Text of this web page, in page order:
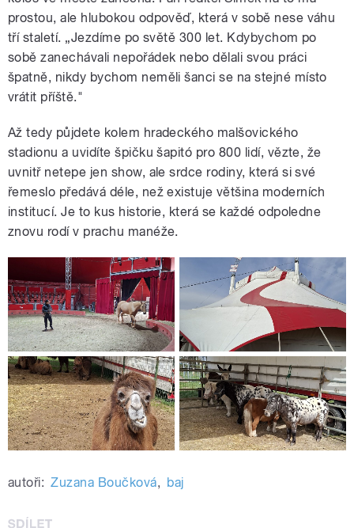
prostou, ale hlubokou odpověď, která v sobě nese váhu
tří staletí. „Jezdíme po světě 300 let. Kdybychom po
sobě zanechávali nepořádek nebo dělali svou práci
špatně, nikdy bychom neměli šanci se na stejné místo
vrátit příště."
Až tedy půjdete kolem hradeckého malšovického
stadionu a uvidíte špičku šapitó pro 800 lidí, vězte, že
uvnitř netepe jen show, ale srdce rodiny, která si své
řemeslo předává déle, než existuje většina moderních
institucí. Je to kus historie, která se každé odpoledne
znovu rodí v prachu manéže.
autoři: Zuzana Boučková, baj